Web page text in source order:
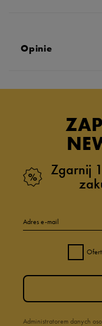
Opinie
Zgarnij
Adres e-mail
Administratorem danych